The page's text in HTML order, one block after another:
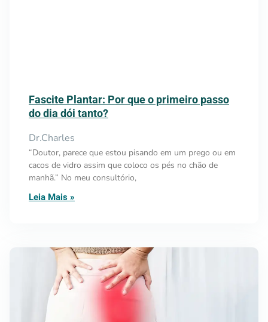
Fascite Plantar: Por que o primeiro passo
do dia dói tanto?
Dr.Charles
“Doutor, parece que estou pisando em um prego ou em
cacos de vidro assim que coloco os pés no chão de
manhã.” No meu consultório,
Leia Mais »